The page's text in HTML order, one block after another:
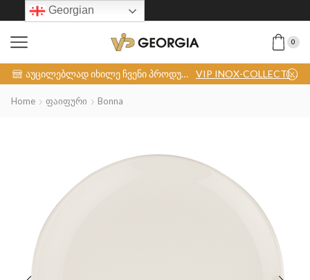
0
აუცილებლად იხილე ჩვენი პროდუქცია VIP INOX-COLLECTION
Home Ფაიფური Bonna
Georgian